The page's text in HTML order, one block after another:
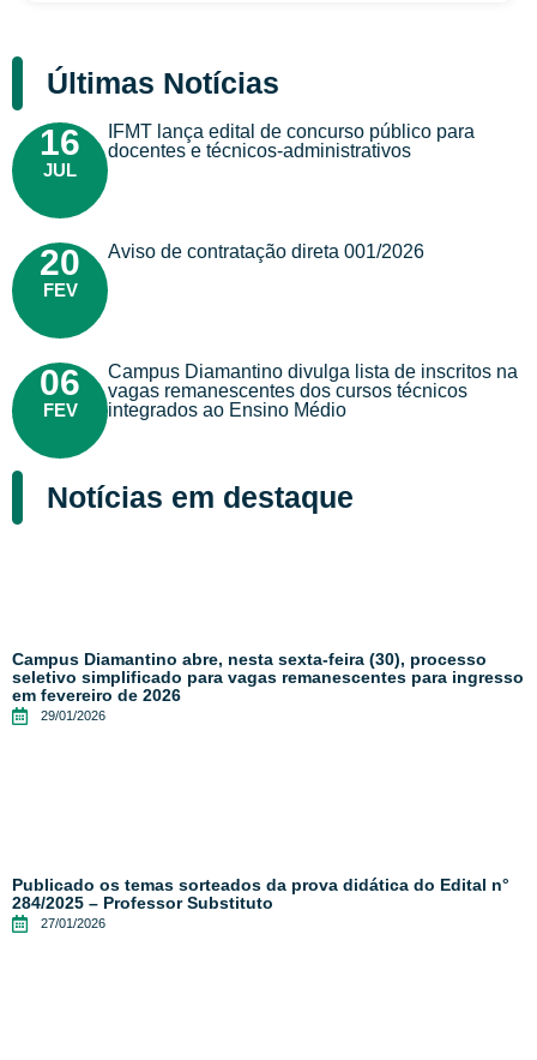
Últimas Notícias
16
JUL
IFMT lança edital de concurso público para
docentes e técnicos-administrativos
20
FEV
Aviso de contratação direta 001/2026
06
FEV
Campus Diamantino divulga lista de inscritos na
vagas remanescentes dos cursos técnicos
integrados ao Ensino Médio
Notícias em destaque
Campus Diamantino abre, nesta sexta-feira (30), processo
seletivo simplificado para vagas remanescentes para ingresso
em fevereiro de 2026
29/01/2026
Publicado os temas sorteados da prova didática do Edital n°
284/2025 – Professor Substituto
27/01/2026